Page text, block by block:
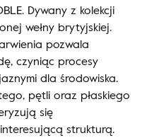
Dywany z kolekcji
wełny brytyjskiej.
pozwala
czyniąc procesy
dla środowiska.
pętli oraz płaskiego
się
strukturą.